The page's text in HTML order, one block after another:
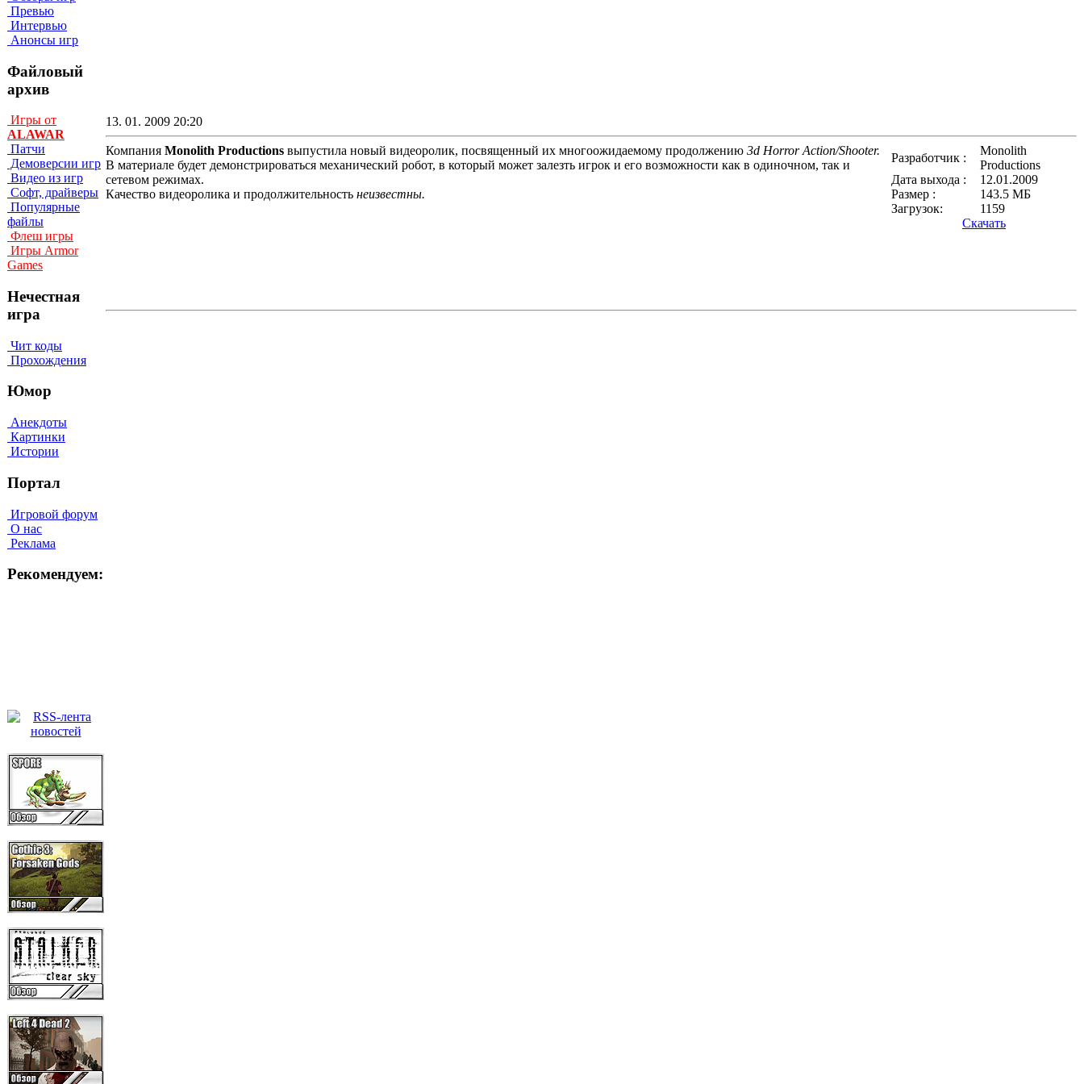
Превью
Интервью
Анонсы игр
Файловый
архив
Игры от
ALAWAR
Патчи
Демоверсии игр
Видео из игр
Софт, драйверы
Популярные
файлы
Флеш игры
Игры Armor
Games
Нечестная
игра
Чит коды
Прохождения
Юмор
Анекдоты
Картинки
Истории
Портал
Игровой форум
О нас
Реклама
Рекомендуем:
13. 01. 2009 20:20
Разработчик :
Monolith
Productions
Дата выхода :
12.01.2009
Размер :
143.5 МБ
Загрузок:
1159
Скачать
Компания Monolith Productions выпустила новый видеоролик, посвященный их многоожидаемому продолжению 3d Horror Action/Shooter.
В материале будет демонстрироваться механический робот, в который может залезть игрок и его возможности как в одиночном, так и
сетевом режимах.
Качество видеоролика и продолжительность неизвестны.